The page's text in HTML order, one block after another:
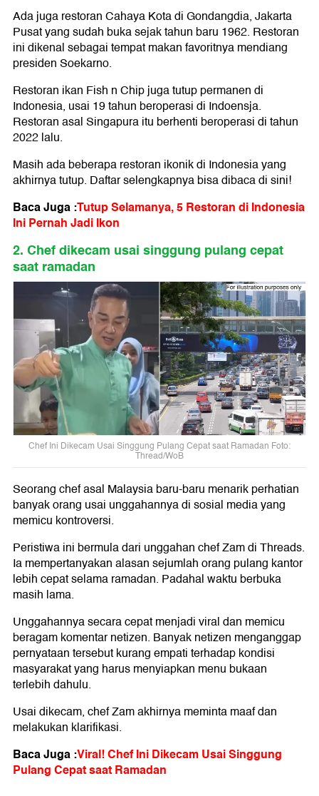
Ada juga restoran Cahaya Kota di Gondangdia, Jakarta
Pusat yang sudah buka sejak tahun baru 1962. Restoran
ini dikenal sebagai tempat makan favoritnya mendiang
presiden Soekarno.
Restoran ikan Fish n Chip juga tutup permanen di
Indonesia, usai 19 tahun beroperasi di Indoensja.
Restoran asal Singapura itu berhenti beroperasi di tahun
2022 lalu.
Masih ada beberapa restoran ikonik di Indonesia yang
akhirnya tutup. Daftar selengkapnya bisa dibaca di sini!
Baca Juga :Tutup Selamanya, 5 Restoran di Indonesia
Ini Pernah Jadi Ikon
2. Chef dikecam usai singgung pulang cepat
saat ramadan
Chef Ini Dikecam Usai Singgung Pulang Cepat saat Ramadan Foto:
Thread/WoB
Seorang chef asal Malaysia baru-baru menarik perhatian
banyak orang usai unggahannya di sosial media yang
memicu kontroversi.
Peristiwa ini bermula dari unggahan chef Zam di Threads.
Ia mempertanyakan alasan sejumlah orang pulang kantor
lebih cepat selama ramadan. Padahal waktu berbuka
masih lama.
Unggahannya secara cepat menjadi viral dan memicu
beragam komentar netizen. Banyak netizen menganggap
pernyataan tersebut kurang empati terhadap kondisi
masyarakat yang harus menyiapkan menu bukaan
terlebih dahulu.
Usai dikecam, chef Zam akhirnya meminta maaf dan
melakukan klarifikasi.
Baca Juga :Viral! Chef Ini Dikecam Usai Singgung
Pulang Cepat saat Ramadan